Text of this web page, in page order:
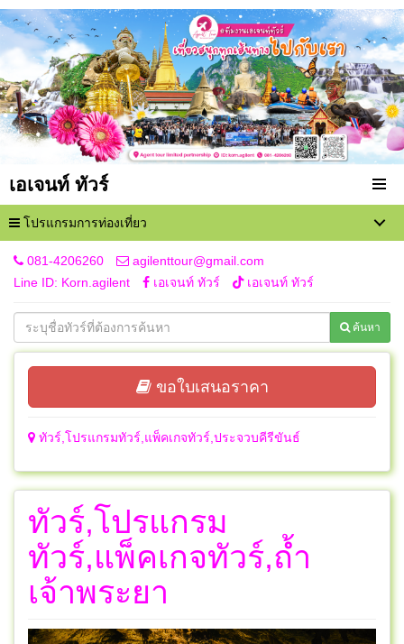
เอเจนท์ ทัวร์
โปรแกรมการท่องเที่ยว
081-4206260
agilenttour@gmail.com
Line ID: Korn.agilent
เอเจนท์ ทัวร์ เอเจนท์ ทัวร์
ค้นหา
ขอใบเสนอราคา
ทัวร์,โปรแกรมทัวร์,แพ็คเกจทัวร์,ประจวบคีรีขันธ์
ทัวร์,โปรแกรม
ทัวร์,แพ็คเกจทัวร์,ถ้ำ
เจ้าพระยา